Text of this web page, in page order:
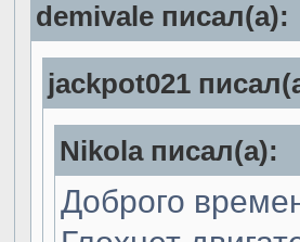
demivale писал(а):
jackpot021
Nikola писал(а):
Доброго